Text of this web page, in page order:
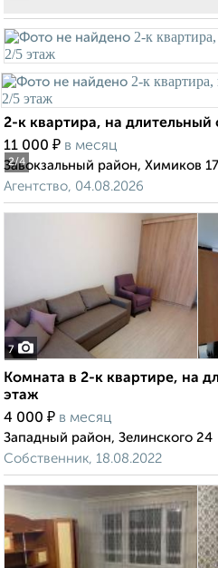
2/4
2-к квартира, на
11 000 ₽ в месяц
Завокзальный район, Химиков 17
Агентство, 04.08.2026
7
Комната в 2-к квартире, на
этаж
4 000 ₽ в месяц
Западный район, Зелинского 24
Собственник, 18.08.2022